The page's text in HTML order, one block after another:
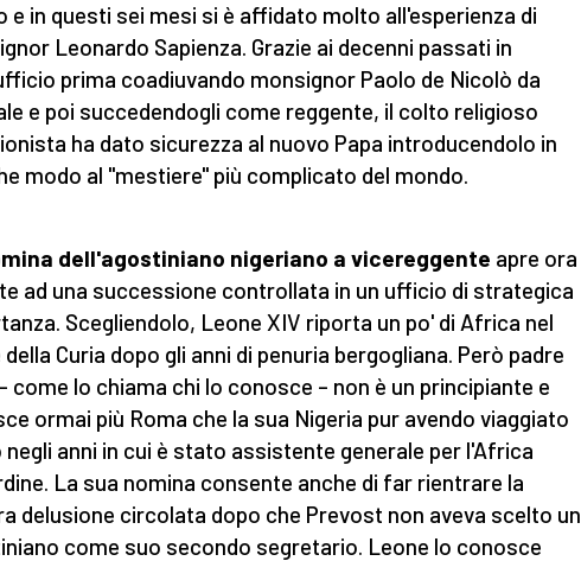
e in questi sei mesi si è affidato molto all'esperienza di
Leonardo Sapienza. Grazie ai decenni passati in
prima coadiuvando monsignor Paolo de Nicolò da
e poi succedendogli come reggente, il colto religioso
ha dato sicurezza al nuovo Papa introducendolo in
modo al "mestiere" più complicato del mondo.
dell'agostiniano nigeriano a vicereggente apre ora
ad una successione controllata in un ufficio di strategica
Scegliendolo, Leone XIV riporta un po' di Africa nel
Curia dopo gli anni di penuria bergogliana. Però padre
come lo chiama chi lo conosce – non è un principiante e
ormai più Roma che la sua Nigeria pur avendo viaggiato
anni in cui è stato assistente generale per l'Africa
La sua nomina consente anche di far rientrare la
delusione circolata dopo che Prevost non aveva scelto un
come suo secondo segretario. Leone lo conosce